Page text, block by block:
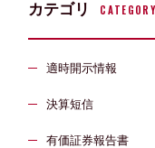
カテゴリ CATEGORY
適時開示情報
決算短信
有価証券報告書